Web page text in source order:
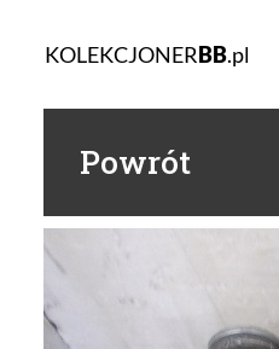
KOLEKCJONERBB.pl
Powrót